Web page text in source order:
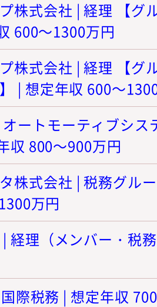
株式会社 | 経理 【グ
600～1300万円
株式会社 | 経理 【グ
| 想定年収 600～
ートモーティブシス
収 800～900万円
株式会社 | 税務グル
万円
経理（メンバー・税
際税務 | 想定年収